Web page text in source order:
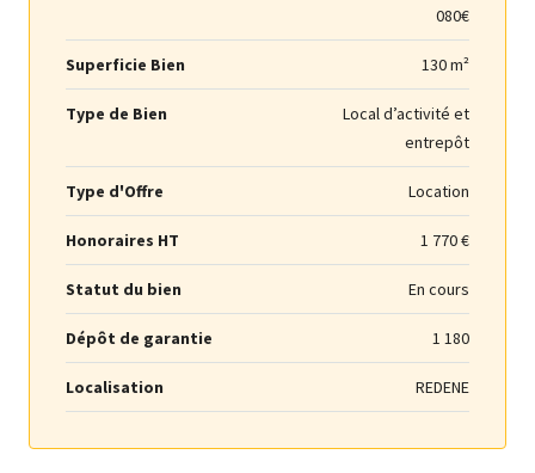
080€
Superficie Bien 130 m²
Type de Bien
Local d’activité et
entrepôt
Type d'Offre Location
Honoraires HT 1 770 €
Statut du bien En cours
Dépôt de garantie 1 180
Localisation REDENE